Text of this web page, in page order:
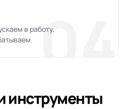
04
в работу,
инструменты